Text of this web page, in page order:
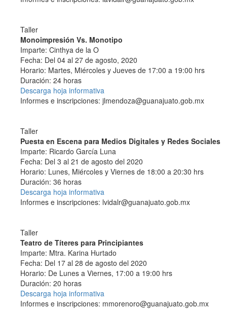
Taller
Monoimpresión Vs. Monotipo
Imparte: Cinthya de la O
Fecha: Del 04 al 27 de agosto, 2020
Horario: Martes, Miércoles y Jueves de 17:00 a 19:00 hrs
Duración: 24 horas
Descarga hoja informativa
Informes e inscripciones: jlmendoza@guanajuato.gob.mx
Taller
Puesta en Escena para Medios Digitales y Redes Sociales
Imparte: Ricardo García Luna
Fecha: Del 3 al 21 de agosto del 2020
Horario: Lunes, Miércoles y Viernes de 18:00 a 20:30 hrs
Duración: 36 horas
Descarga hoja informativa
Informes e inscripciones: lvidalr@guanajuato.gob.mx
Taller
Teatro de Títeres para Principiantes
Imparte: Mtra. Karina Hurtado
Fecha: Del 17 al 28 de agosto del 2020
Horario: De Lunes a Viernes, 17:00 a 19:00 hrs
Duración: 20 horas
Descarga hoja informativa
Informes e inscripciones: mmorenoro@guanajuato.gob.mx